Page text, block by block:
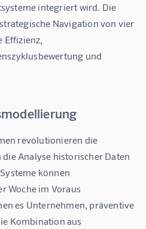
integriert wird. Die
Navigation von vier
und
revolutionieren die
Analyse historischer Daten
können
Woche im Voraus
es Unternehmen, präventive
Kombination aus